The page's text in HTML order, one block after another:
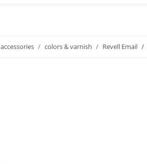
accessories colors & varnish Revell Email